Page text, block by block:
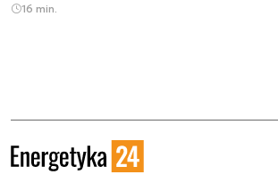
16 min.